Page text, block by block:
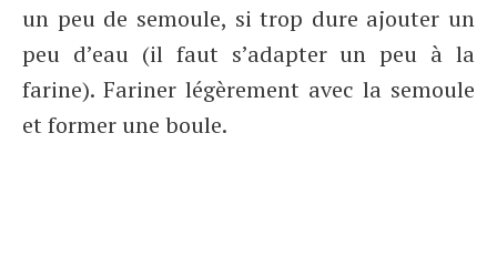
un peu de semoule, si trop dure ajouter un
peu d’eau (il faut s’adapter un peu à la
farine). Fariner légèrement avec la semoule
et former une boule.